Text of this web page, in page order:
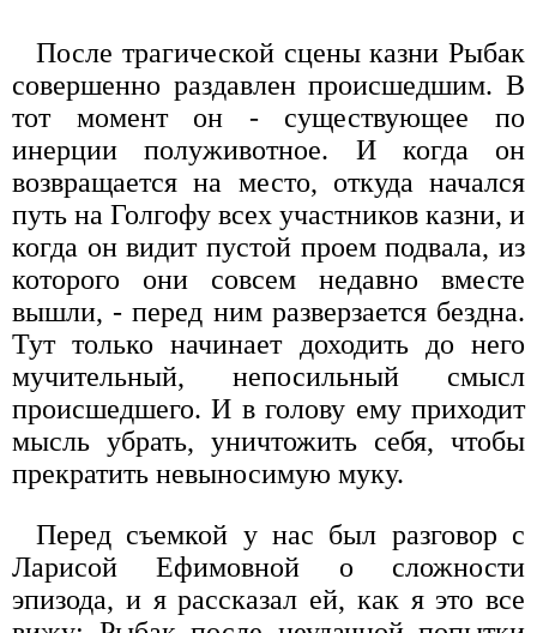
После трагической сцены казни Рыбак
совершенно раздавлен происшедшим. В
тот момент он - существующее по
инерции полуживотное. И когда он
возвращается на место, откуда начался
путь на Голгофу всех участников казни, и
когда он видит пустой проем подвала, из
которого они совсем недавно вместе
вышли, - перед ним разверзается бездна.
Тут только начинает доходить до него
мучительный, непосильный смысл
происшедшего. И в голову ему приходит
мысль убрать, уничтожить себя, чтобы
прекратить невыносимую муку.
Перед съемкой у нас был разговор с
Ларисой Ефимовной о сложности
эпизода, и я рассказал ей, как я это все